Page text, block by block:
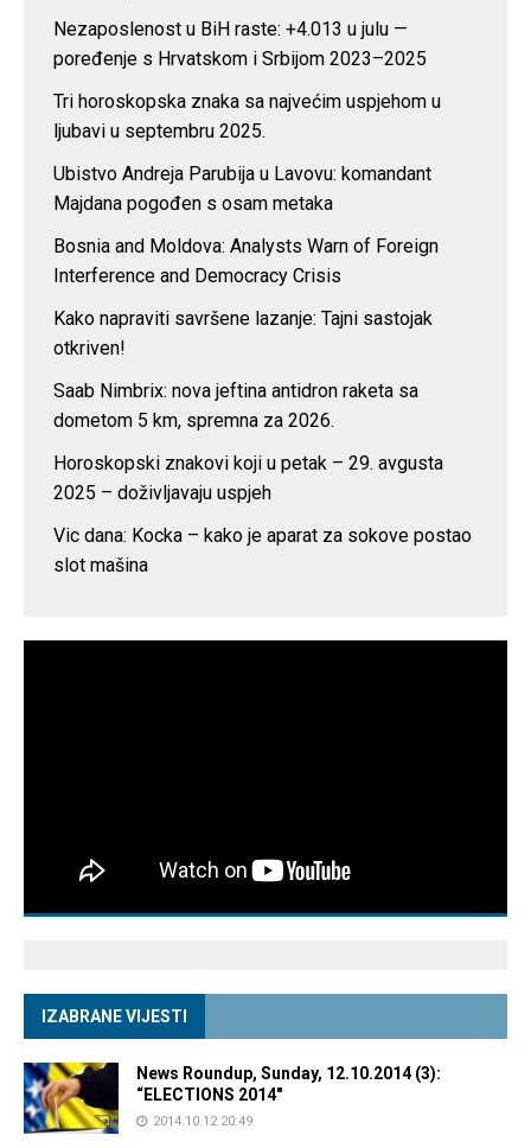
Nezaposlenost u BiH raste: +4.013 u julu —
poređenje s Hrvatskom i Srbijom 2023–2025
Tri horoskopska znaka sa najvećim uspjehom u
ljubavi u septembru 2025.
Ubistvo Andreja Parubija u Lavovu: komandant
Majdana pogođen s osam metaka
Bosnia and Moldova: Analysts Warn of Foreign
Interference and Democracy Crisis
Kako napraviti savršene lazanje: Tajni sastojak
otkriven!
Saab Nimbrix: nova jeftina antidron raketa sa
dometom 5 km, spremna za 2026.
Horoskopski znakovi koji u petak – 29. avgusta
2025 – doživljavaju uspjeh
Vic dana: Kocka – kako je aparat za sokove postao
slot mašina
IZABRANE VIJESTI
News Roundup, Sunday, 12.10.2014 (3):
“ELECTIONS 2014″
2014.10.12 20:49